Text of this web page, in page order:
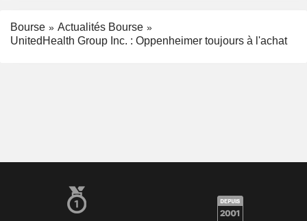
Bourse
Actualités Bourse
UnitedHealth Group Inc. : Oppenheimer toujours à l'achat